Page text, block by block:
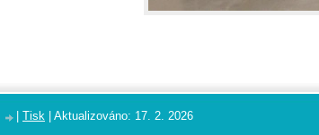
Tisk Aktualizováno: 17. 2. 2026